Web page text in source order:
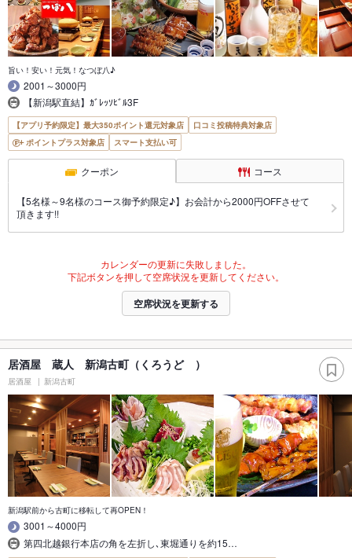
旨い！安い！元気！なつぼ八♪
2001～3000円
【新潟駅直結】ｶﾞﾚｯｿﾋﾞﾙ3F
【アプリ予約限定】最大350ポイント還元対象店
口コミ投稿特典対象店
ポイントプラス対象店
スマート支払い可
クーポン コース
【5名様～9名様のコース御予約限定♪】お会計から2000円OFFさせて
頂きます!!
カレンダーの更新に失敗しました。
下記ボタンを押して空席状況を更新してください。
空席状況を更新する
居酒屋 蔵人 新潟古町（くろうど ）
居酒屋 新潟古町
新潟駅前から古町に移転して再OPEN！
3001～4000円
第四北越銀行本店の角を左折し､東堀通りを約15…